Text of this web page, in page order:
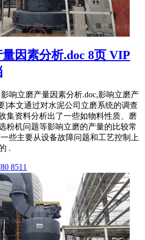
因素分析.doc 8页 VIP
响立磨产量因素分析.doc,影响立磨产
]本文通过对水泥公司立磨系统的调查
集资料分析出了一些如物料性质、磨
粉机问题等影响立磨的产量的比较常
些主要从设备故障问题和工艺控制上
.
8511